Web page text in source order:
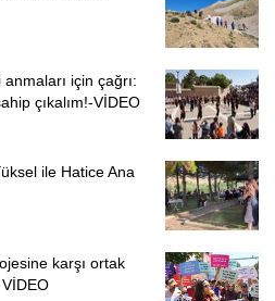
için çağrı:
çıkalım!-VİDEO
ile Hatice Ana
karşı ortak